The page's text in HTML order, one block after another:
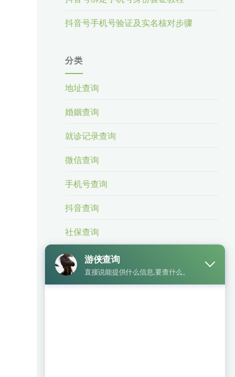
抖音号手机号验证及实名核对步骤
分类
地址查询
婚姻查询
就诊记录查询
微信查询
手机号查询
抖音查询
社保查询
身份信息查询